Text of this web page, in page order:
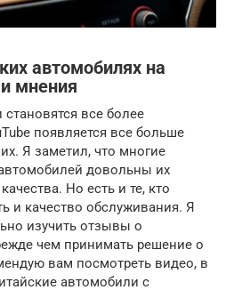
автомобилях на
мнения
все более
появляется все больше
Я заметил, что многие
довольны их
Но есть и те, кто
и качество обслуживания. Я
изучить отзывы о
чем принимать решение о
вам посмотреть видео, в
автомобили с